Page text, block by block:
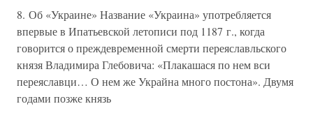
8. Об «Украине» Название «Украина» употребляется
впервые в Ипатьевской летописи под 1187 г., когда
говорится о преждевременной смерти переяславльского
князя Владимира Глебовича: «Плакашася по нем вси
переяславци… О нем же Украйна много постона». Двумя
годами позже князь